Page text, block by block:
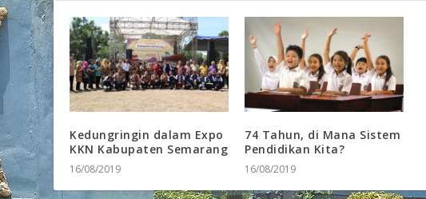
Kedungringin dalam Expo
KKN Kabupaten Semarang
16/08/2019
74 Tahun, di Mana Sistem
Pendidikan Kita?
16/08/2019